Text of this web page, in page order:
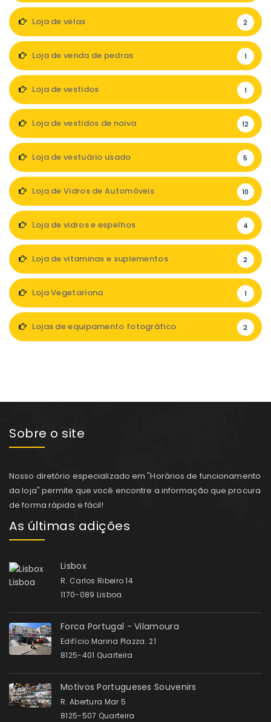
Loja de velas 2
Loja de venda de pedras 1
Loja de vestidos 1
Loja de vestidos de noiva 12
Loja de vestuário usado 5
Loja de Vidros de Automóveis 10
Loja de vidros e espelhos 4
Loja de vitaminas e suplementos 2
Loja Vegetariana 1
Lojas de equipamento fotográfico 2
Sobre o site
Nosso diretório especializado em "Horários de funcionamento
da loja" permite que você encontre a informação que procura
de forma rápida e fácil!
As últimas adições
Lisbox
R. Carlos Ribeiro 14
1170-089 Lisboa
Forca Portugal - Vilamoura
Edifício Marina Plazza. 21
8125-401 Quarteira
Motivos Portugueses Souvenirs
R. Abertura Mar 5
8125-507 Quarteira